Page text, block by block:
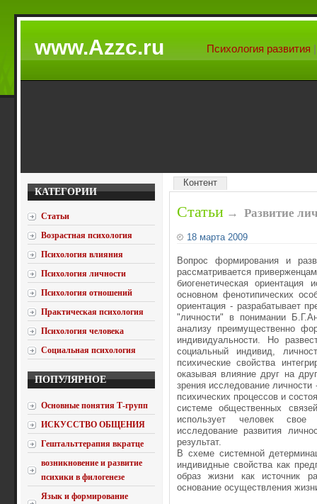
www.Azzc.ru Психология развития
КАТЕГОРИИ
Статьи
Возрастная психология
Психология влияния
Психология личности
Психология отношений
Практическая психология
Психология человека
Социальная психология
ПОПУЛЯРНОЕ
Основные понятия Т-групп
ИСКУССТВО ОБЩЕНИЯ
Гештальттерапия вкратце
возникновение и развитие
психики в филогенезе
Язык и формирование
Контент
Статьи → Развитие
18 марта 2009
Вопрос формирования и
рассматривается
биогенетическая ориентация
основном фенотипических
ориентация - разрабатывает
"личности" в понимании
анализу преимущественно
индивидуальности. Но
социальный индивид,
психические свойства
оказывая влияние друг на
зрения исследование
психических процессов и
системе общественных
использует человек свое
исследование развития
результат.
В схеме системной
индивидные свойства как
образ жизни как источник
основание осуществления